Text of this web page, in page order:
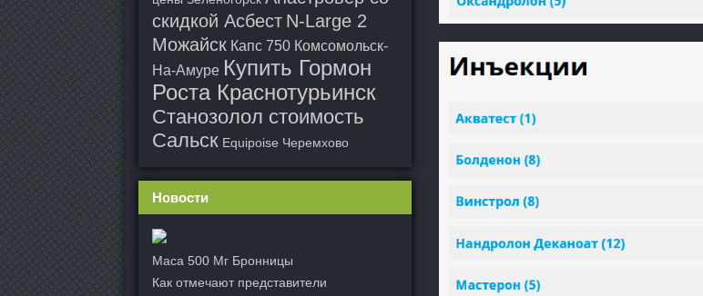
скидкой Асбест N-Large 2
Можайск Капс 750 Комсомольск-
На-Амуре Купить Гормон
Роста Краснотурьинск
Станозолол стоимость
Сальск Equipoise Черемхово
Новости
Maca 500 Мг Бронницы
Как отмечают представители